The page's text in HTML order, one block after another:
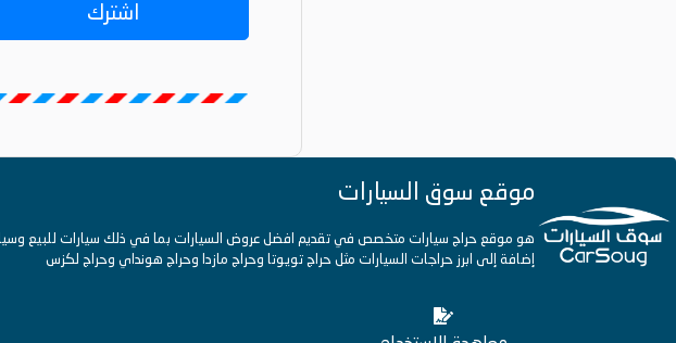
اشترك
موقع سوق السيارات
هو موقع حراج سيارات متخصص في تقديم افضل عروض السيارات بما في ذلك سيارات للبيع
إضافة إلى ابرز حراجات السيارات مثل حراج تويوتا وحراج مازدا وحراج هونداي وحراج لكزس